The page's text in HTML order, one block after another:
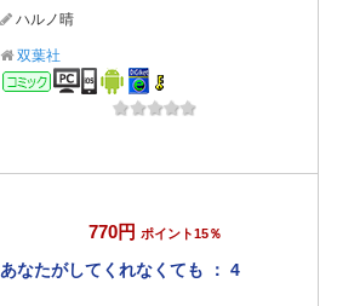
ハルノ晴
双葉社
コミック
770円 ポイント15％
あなたがしてくれなくても ： 4